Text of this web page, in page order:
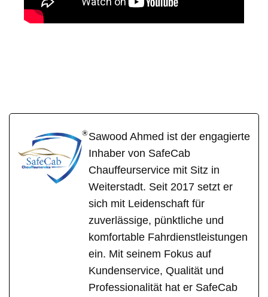
Sawood Ahmed ist der engagierte
Inhaber von SafeCab
Chauffeurservice mit Sitz in
Weiterstadt. Seit 2017 setzt er
sich mit Leidenschaft für
zuverlässige, pünktliche und
komfortable Fahrdienstleistungen
ein. Mit seinem Fokus auf
Kundenservice, Qualität und
Professionalität hat er SafeCab